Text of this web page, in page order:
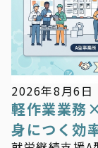
2026年8月6日
軽作業業務
身につく効